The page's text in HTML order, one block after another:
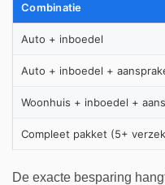
Combinatie
Auto + inboedel
Auto + inboedel +
Woonhuis + inboedel +
Compleet pakket (5+
De exacte besparing